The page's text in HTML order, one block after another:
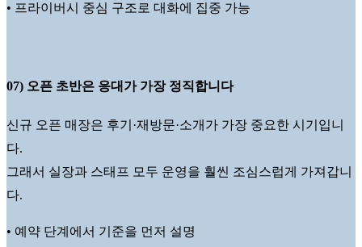
• 프라이버시 중심 구조로 대화에 집중 가능
07) 오픈 초반은 응대가 가장 정직합니다
신규 오픈 매장은 후기·재방문·소개가 가장 중요한 시기입니
다.
그래서 실장과 스태프 모두 운영을 훨씬 조심스럽게 가져갑니
다.
• 예약 단계에서 기준을 먼저 설명